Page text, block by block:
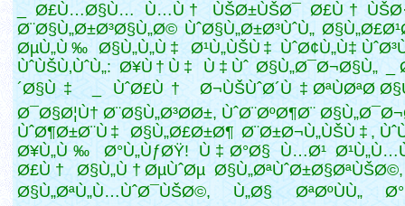
_ Ø£Ù…Ø§Ù… Ù…Ù† ÙŠØ±ÙŠØ¯ Ø£Ù†
Ø¨Ø§Ù„Ø±Ø³Ø§Ù„Ø© ÙˆØ§Ù„Ø±Ø³ÙˆÙ„
ØµÙ„Ù‰ Ø§Ù„Ù„Ù‡ Ø¹Ù„ÙŠÙ‡ ÙˆØ¢Ù„Ù‡
ÙˆÙŠÙ‚ÙˆÙ„: Ø¥Ù†Ù‡ Ù‡Ùˆ Ø§Ù„Ø¯Ø¬Ø§Ù„
´Ø§Ù‡ _ ÙˆØ£Ù† Ø¬ÙŠÙˆØ´Ù‡ ØªÙØªØ­
Ø¯Ø§Ø¦Ù† Ø¨Ø§Ù„Ø³Ø­Ø±, ÙˆØ¨ØºØ¶Ø¨
ÙˆØ¶Ø±Ø¨Ù‡ Ø§Ù„Ø£Ø±Ø¶ Ø¨Ø±Ø¬Ù„ÙŠÙ‡,
Ø¥Ù„Ù‰ Ø°Ù„ÙƒØŸ! Ù‡Ø°Ø§ Ù…Ø¹
Ø£Ù† Ø§Ù„Ù†ØµÙˆØµ Ø§Ù„ØªÙˆØ±Ø§ØªÙŠØ©,
Ø§Ù„ØªÙ„Ù…ÙˆØ¯ÙŠØ©, Ù„Ø§ ØªØºÙÙ„